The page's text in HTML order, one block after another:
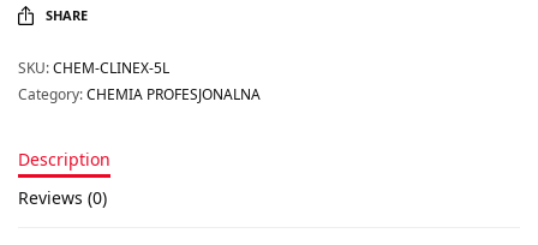
SHARE
SKU:CHEM-CLINEX-5L
Category:CHEMIA PROFESJONALNA
Description
Reviews (0)